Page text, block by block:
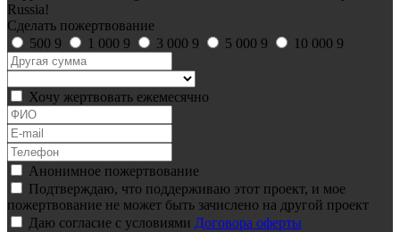
Russia!
Сделать пожертвование
500 9 1 000 9 3 000 9 5 000 9 10 000 9
Хочу жертвовать ежемесячно
Анонимное пожертвование
Подтверждаю, что поддерживаю этот проект, и мое
пожертвование не может быть зачислено на другой проект
Даю согласие с условиями Договора оферты